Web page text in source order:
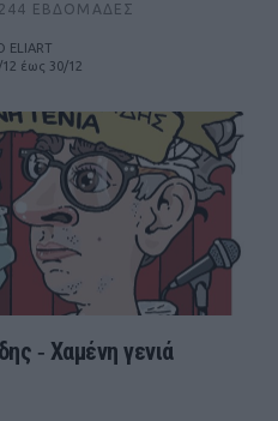
ΕΒΔΟΜΆΔΕΣ
ELIART
έως 30/12
‑ Χαμένη γενιά